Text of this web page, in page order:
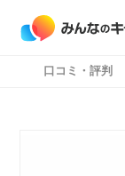
口コミ・評判